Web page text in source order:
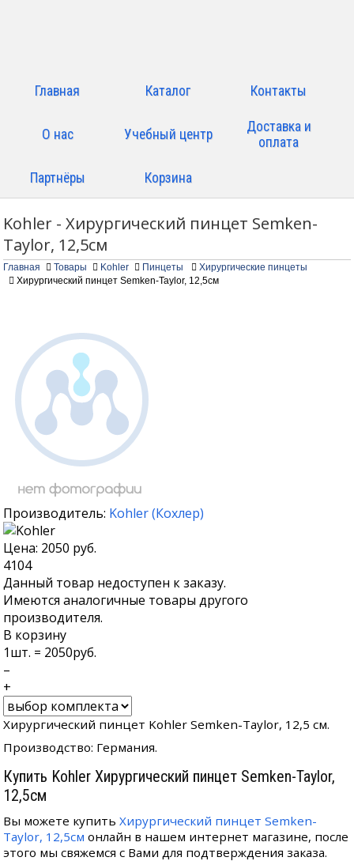
Главная Каталог Контакты
О нас Учебный центр
Доставка и
оплата
Партнёры Корзина
Kohler - Хирургический пинцет Semken-
Taylor, 12,5см
Главная Товары Kohler Пинцеты
Хирургические пинцеты
Хирургический пинцет Semken-Taylor, 12,5см
Производитель: Kohler(Кохлер)
Цена: 2050 руб.
4104
Данный товар недоступен к заказу.
Имеются аналогичные товары другого
производителя.
В корзину
1шт. = 2050руб.
–
+
Хирургический пинцет Kohler Semken-Taylor, 12,5 см.
Производство: Германия.
Купить Kohler Хирургический пинцет Semken-Taylor,
12,5см
Вы можете купитьХирургический пинцет Semken-
Taylor, 12,5см онлайн в нашем интернет магазине, после
этого мы свяжемся с Вами для подтверждения заказа.